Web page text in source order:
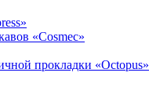
«Cosmec»
прокладки «Octopus»